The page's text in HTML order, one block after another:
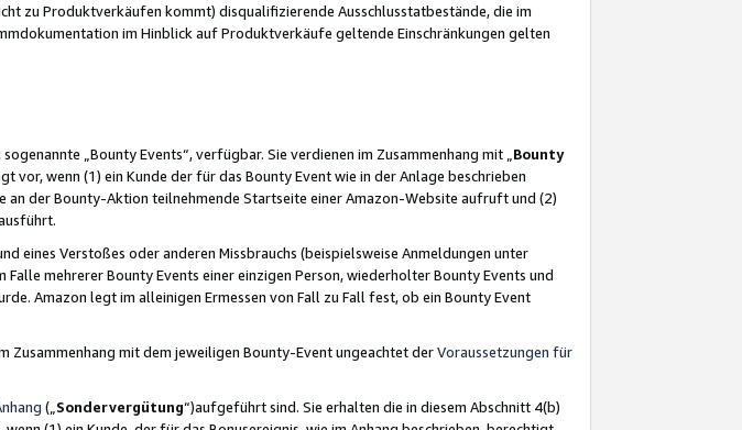
zu Produktverkäufen kommt) disqualifizierende Ausschlusstatbestände, die im
im Hinblick auf Produktverkäufe geltende Einschränkungen gelten
„Bounty Events“, verfügbar. Sie verdienen im Zusammenhang mit „ Bounty
vor, wenn (1) ein Kunde der für das Bounty Event wie in der Anlage beschrieben
an der Bounty-Aktion teilnehmende Startseite einer Amazon-Website aufruft und (2)
eines Verstoßes oder anderen Missbrauchs (beispielsweise Anmeldungen unter
mehrerer Bounty Events einer einzigen Person, wiederholter Bounty Events und
Amazon legt im alleinigen Ermessen von Fall zu Fall fest, ob ein Bounty Event
mit dem jeweiligen Bounty-Event ungeachtet derVoraussetzungen für
(„ Sondervergütung“)aufgeführt sind. Sie erhalten die in diesem Abschnitt 4(b)